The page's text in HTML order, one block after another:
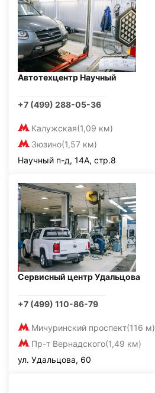
Автотехцентр Научный
+7 (499) 288-05-36
Калужская(1,09 км)
Зюзино(1,57 км)
Научный п-д, 14А, стр.8
Сервисный центр Удальцова
+7 (499) 110-86-79
Мичуринский проспект(116 м)
Пр-т Вернадского(1,49 км)
ул. Удальцова, 60